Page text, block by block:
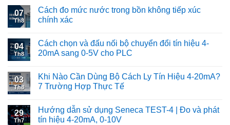
07
Th8
Cách đo mức nước trong bồn không tiếp xúc
chính xác
04
Th8
Cách chọn và đấu nối bộ chuyển đổi tín hiệu 4-
20mA sang 0-5V cho PLC
03
Th8
Khi Nào Cần Dùng Bộ Cách Ly Tín Hiệu 4-20mA?
7 Trường Hợp Thực Tế
29
Th7
Hướng dẫn sử dụng Seneca TEST-4 | Đo và phát
tín hiệu 4-20mA, 0-10V